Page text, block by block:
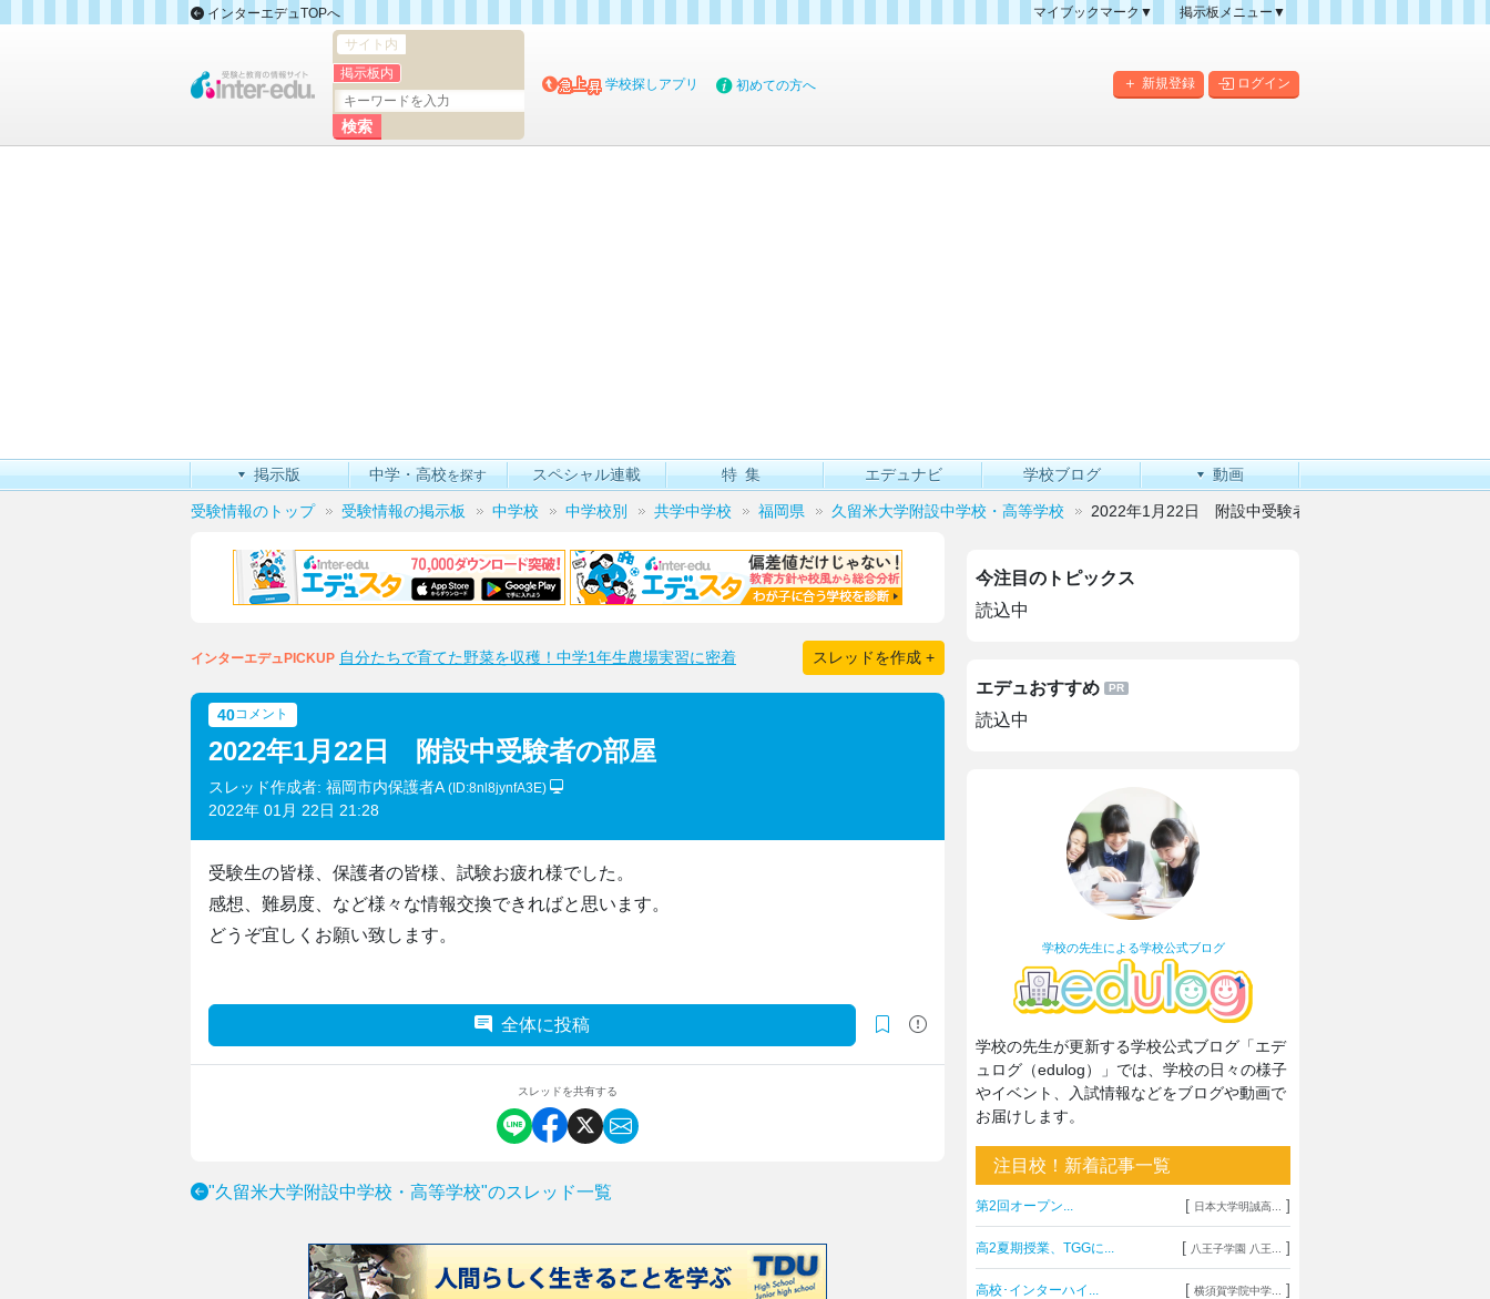
インターエデュTOPへ
マイブックマーク▼
掲示板メニュー▼
掲示板マップ
新規登録 ログイン
サイト内
掲示板内
学校探しアプリ 初めての方へ
掲示版 中学・高校を探す スペシャル連載 特集 エデュナビ 学校ブログ 動画
受験情報のトップ 受験情報の掲示板 中学校 中学校別 共学中学校 福岡県 久留米大学附設中学校・高等学校 2022年1月22日 附設中受験者の部屋
インターエデュPICKUP 自分たちで育てた野菜を収穫！中学1年生農場実習に密着 スレッドを作成 +
40コメント
2022年1月22日 附設中受験者の部屋
スレッド作成者: 福岡市内保護者A (ID:8nl8jynfA3E)
2022年 01月 22日 21:28
受験生の皆様、保護者の皆様、試験お疲れ様でした。
感想、難易度、など様々な情報交換できればと思います。
どうぞ宜しくお願い致します。
全体に投稿
スレッドを共有する
"久留米大学附設中学校・高等学校"のスレッド一覧
今注目のトピックス
読込中
エデュおすすめ
読込中
学校の先生による学校公式ブログ
学校の先生が更新する学校公式ブログ「エデ
ュログ（edulog）」では、学校の日々の様子
やイベント、入試情報などをブログや動画で
お届けします。
注目校！新着記事一覧
第2回オープン... [ 日本大学明誠高... ]
高2夏期授業、TGGに... [ 八王子学園 八王... ]
高校･インターハイ... [ 横須賀学院中学... ]